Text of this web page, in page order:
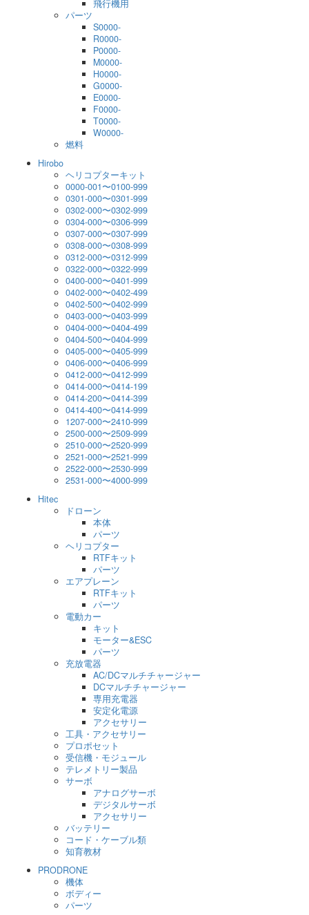
飛行機用
パーツ
S0000-
R0000-
P0000-
M0000-
H0000-
G0000-
E0000-
F0000-
T0000-
W0000-
燃料
Hirobo
ヘリコプターキット
0000-001〜0100-999
0301-000〜0301-999
0302-000〜0302-999
0304-000〜0306-999
0307-000〜0307-999
0308-000〜0308-999
0312-000〜0312-999
0322-000〜0322-999
0400-000〜0401-999
0402-000〜0402-499
0402-500〜0402-999
0403-000〜0403-999
0404-000〜0404-499
0404-500〜0404-999
0405-000〜0405-999
0406-000〜0406-999
0412-000〜0412-999
0414-000〜0414-199
0414-200〜0414-399
0414-400〜0414-999
1207-000〜2410-999
2500-000〜2509-999
2510-000〜2520-999
2521-000〜2521-999
2522-000〜2530-999
2531-000〜4000-999
Hitec
ドローン
本体
パーツ
ヘリコプター
RTFキット
パーツ
エアプレーン
RTFキット
パーツ
電動カー
キット
モーター&ESC
パーツ
充放電器
AC/DCマルチチャージャー
DCマルチチャージャー
専用充電器
安定化電源
アクセサリー
工具・アクセサリー
プロポセット
受信機・モジュール
テレメトリー製品
サーボ
アナログサーボ
デジタルサーボ
アクセサリー
バッテリー
コード・ケーブル類
知育教材
PRODRONE
機体
ボディー
パーツ